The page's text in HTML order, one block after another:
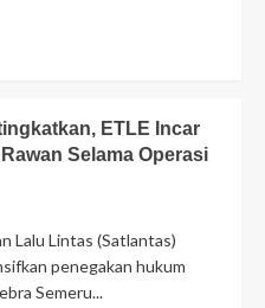
ETLE Incar
Selama Operasi
Lalu Lintas (Satlantas)
penegakan hukum
Semeru...